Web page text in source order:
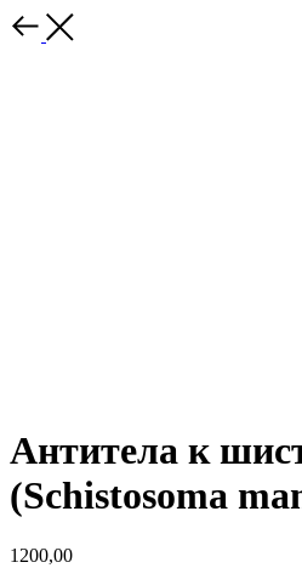
Антитела к
(Schistosoma
1200,00